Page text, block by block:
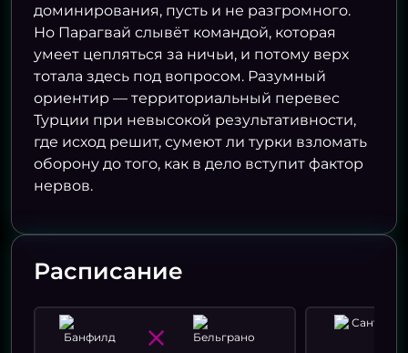
доминирования, пусть и не разгромного.
Но Парагвай слывёт командой, которая
умеет цепляться за ничьи, и потому верх
тотала здесь под вопросом. Разумный
ориентир — территориальный перевес
Турции при невысокой результативности,
где исход решит, сумеют ли турки взломать
оборону до того, как в дело вступит фактор
нервов.
Расписание